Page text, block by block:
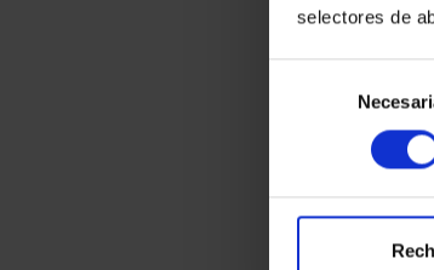
selectores de
consentimiento